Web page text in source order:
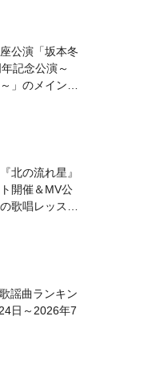
公演「坂本冬
記念公演～
」のメインビ
北の流れ星』
開催＆MV公
歌唱レッスン
謡曲ランキン
日～2026年7